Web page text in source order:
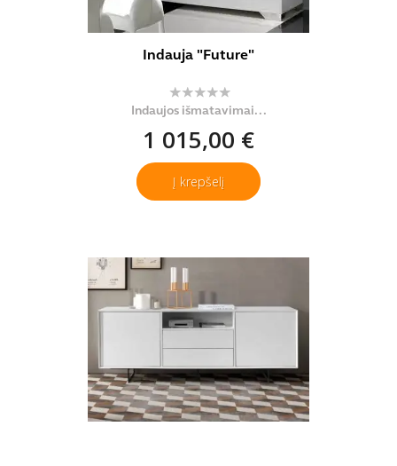
Indauja "Future"
Indaujos išmatavimai...
1 015,00 €
Į krepšelį